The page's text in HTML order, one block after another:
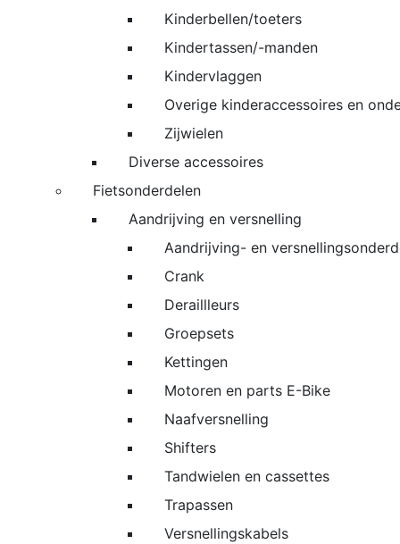
Kinderbellen/toeters
Kindertassen/-manden
Kindervlaggen
Overige kinderaccessoires en
Zijwielen
Diverse accessoires
Fietsonderdelen
Aandrijving en versnelling
Aandrijving- en
Crank
Deraillleurs
Groepsets
Kettingen
Motoren en parts E-Bike
Naafversnelling
Shifters
Tandwielen en cassettes
Trapassen
Versnellingskabels